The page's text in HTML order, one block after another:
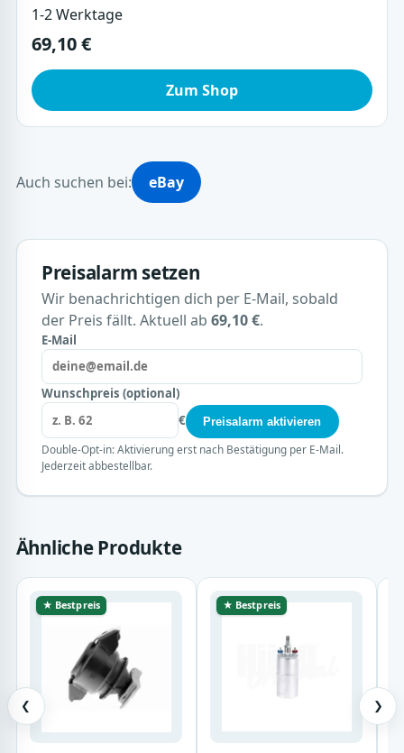
1-2 Werktage
69,10 €
Zum Shop
Auch suchen bei: eBay
Preisalarm setzen
Wir benachrichtigen dich per E-Mail, sobald
der Preis fällt. Aktuell ab 69,10 €.
E-Mail
Wunschpreis (optional)
€
Preisalarm aktivieren
Double-Opt-in: Aktivierung erst nach Bestätigung per E-Mail.
Jederzeit abbestellbar.
Ähnliche Produkte
❮
★ Bestpreis ★ Bestpreis
❯